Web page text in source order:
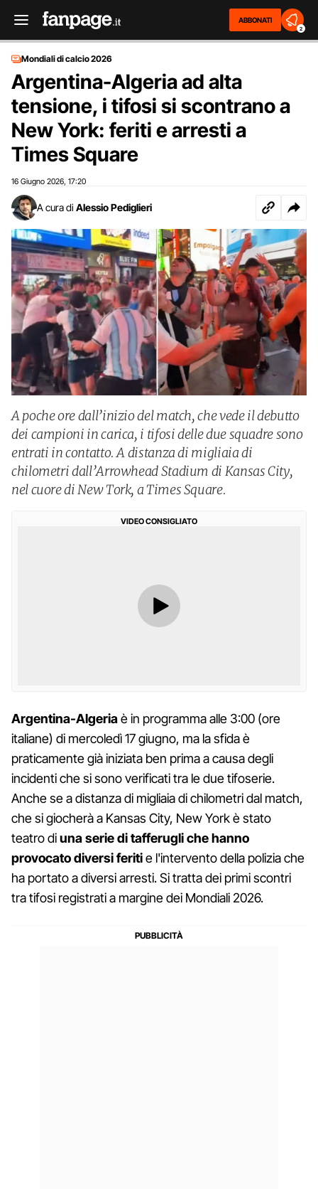
ABBONATI
2
Mondiali di calcio 2026
Argentina-Algeria ad alta
tensione, i tifosi si scontrano a
New York: feriti e arresti a
Times Square
16 Giugno 2026 17:20
A cura di Alessio Pediglieri
A poche ore dall’inizio del match, che vede il debutto
dei campioni in carica, i tifosi delle due squadre sono
entrati in contatto. A distanza di migliaia di
chilometri dall’Arrowhead Stadium di Kansas City,
nel cuore di New Tork, a Times Square.
VIDEO CONSIGLIATO
Argentina-Algeriaè in programma alle 3:00 (ore
italiane) di mercoledì 17 giugno, ma la sfida è
praticamente già iniziata ben prima a causa degli
incidenti che si sono verificati tra le due tifoserie.
Anche se a distanza di migliaia di chilometri dal match,
che si giocherà a Kansas City, New York è stato
teatro diuna serie di tafferugli che hanno
provocato diversi feritie l'intervento della polizia che
ha portato a diversi arresti. Si tratta dei primi scontri
tra tifosi registrati a margine dei Mondiali 2026.